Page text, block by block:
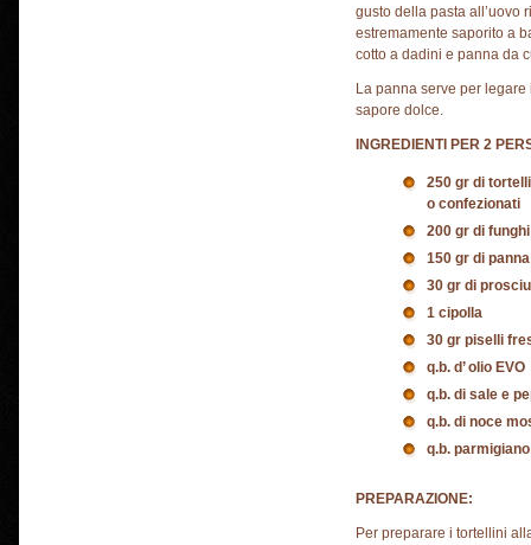
gusto della pasta all’uovo
estremamente saporito a
cotto a dadini e panna da
La panna serve per
sapore dolce.
INGREDIENTI PER 2
250 gr di
o confezionati
200 gr di
150 gr di
30 gr di
1 cipolla
30 gr piselli
q.b. d’ olio EVO
q.b. di sale e
q.b. di noce
q.b.
PREPARAZIONE:
Per preparare i tortellini